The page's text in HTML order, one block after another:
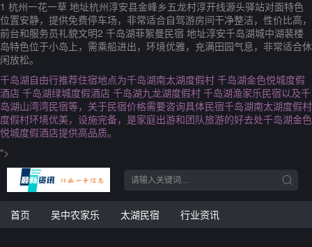
1 杭州一花一草 地址杭州淳安县金峰乡五龙村淳开线源头驿站对面特色
位置安静，提供免费停车场，非常适合自驾游房间干净整洁，性价比高，
前台和服务员礼貌文明2 千岛湖菲絮曼民宿 地址淳安千岛湖城中湖裴楼
岛特色位于小岛上，需乘船进出，环境优雅，充满田园气息，非常适合休
闲放松。
千岛湖自由行推荐住宿地点为千岛湖南太湖度假村 千岛湖金色悦城度假
酒店 千岛湖绿城度假酒店 千岛湖九龙湖度假村 千岛湖渔家乐民宿以及千
岛湖山湾湾民宿等，关于民宿价格需要咨询具体民宿千岛湖南太湖度假村
度假村环境优美，设施完备，是家庭出游和团队旅游的好去处千岛湖金色
悦城度假酒店提供高品质。
">
首页 吴中农家乐 太湖民宿 行业资讯